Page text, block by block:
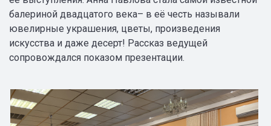
балериной двадцатого века– в её честь называли
ювелирные украшения, цветы, произведения
искусства и даже десерт! Рассказ ведущей
сопровождался показом презентации.